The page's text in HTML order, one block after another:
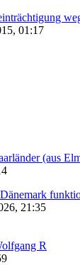
01:17
(aus
21:35
R